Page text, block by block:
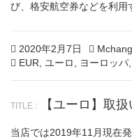
び、格安航空券などを利用
Posted
on
2020年2月7日
0
年
月
Author
Tags
EUR ユーロ ヨーロッパ
【ユーロ】取
当店では2019年11月現在